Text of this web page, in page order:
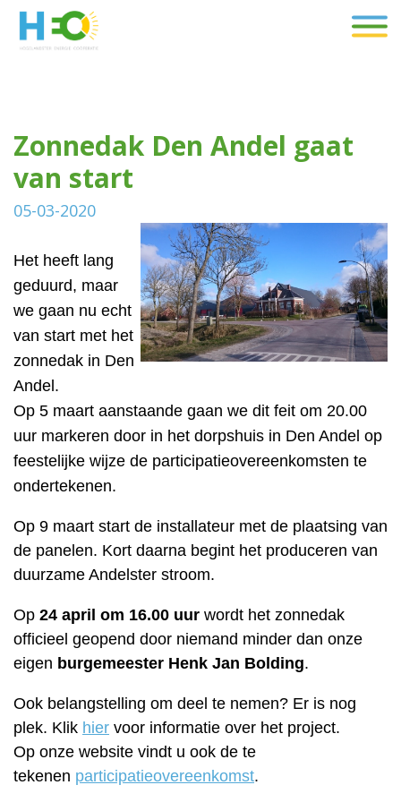
Zonnedak Den Andel gaat
van start
05-03-2020
Het heeft lang
geduurd, maar
we gaan nu echt
van start met het
zonnedak in Den
Andel.
Op 5 maart aanstaande gaan we dit feit om 20.00
uur markeren door in het dorpshuis in Den Andel op
feestelijke wijze de participatieovereenkomsten te
ondertekenen.
Op 9 maart start de installateur met de plaatsing van
de panelen. Kort daarna begint het produceren van
duurzame Andelster stroom.
Op 24 april om 16.00 uur wordt het zonnedak
officieel geopend door niemand minder dan onze
eigen burgemeester Henk Jan Bolding.
Ook belangstelling om deel te nemen? Er is nog
plek. Klik hier voor informatie over het project.
Op onze website vindt u ook de te
tekenen participatieovereenkomst.